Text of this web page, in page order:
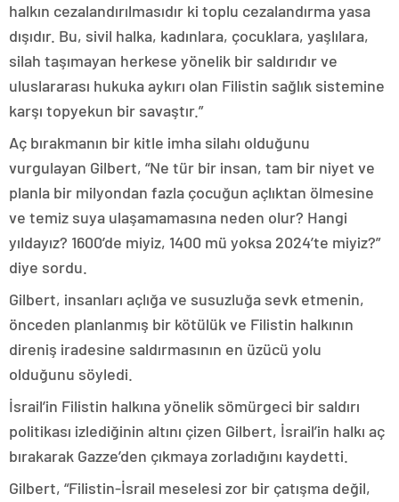
halkın cezalandırılmasıdır ki toplu cezalandırma yasa
dışıdır. Bu, sivil halka, kadınlara, çocuklara, yaşlılara,
silah taşımayan herkese yönelik bir saldırıdır ve
uluslararası hukuka aykırı olan Filistin sağlık sistemine
karşı topyekun bir savaştır.”
Aç bırakmanın bir kitle imha silahı olduğunu
vurgulayan Gilbert, “Ne tür bir insan, tam bir niyet ve
planla bir milyondan fazla çocuğun açlıktan ölmesine
ve temiz suya ulaşamamasına neden olur? Hangi
yıldayız? 1600’de miyiz, 1400 mü yoksa 2024’te miyiz?”
diye sordu.
Gilbert, insanları açlığa ve susuzluğa sevk etmenin,
önceden planlanmış bir kötülük ve Filistin halkının
direniş iradesine saldırmasının en üzücü yolu
olduğunu söyledi.
İsrail’in Filistin halkına yönelik sömürgeci bir saldırı
politikası izlediğinin altını çizen Gilbert, İsrail’in halkı aç
bırakarak Gazze’den çıkmaya zorladığını kaydetti.
Gilbert, “Filistin-İsrail meselesi zor bir çatışma değil,